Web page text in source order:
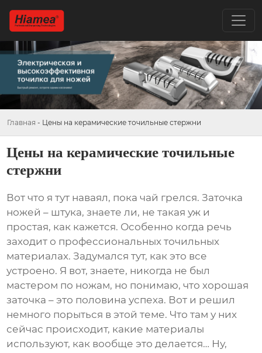
Главная - Цены на керамические точильные стержни
Цены на керамические точильные
стержни
Вот что я тут наваял, пока чай грелся. Заточка
ножей – штука, знаете ли, не такая уж и
простая, как кажется. Особенно когда речь
заходит о профессиональных точильных
материалах. Задумался тут, как это все
устроено. Я вот, знаете, никогда не был
мастером по ножам, но понимаю, что хорошая
заточка – это половина успеха. Вот и решил
немного порыться в этой теме. Что там у них
сейчас происходит, какие материалы
используют, как вообще это делается… Ну,